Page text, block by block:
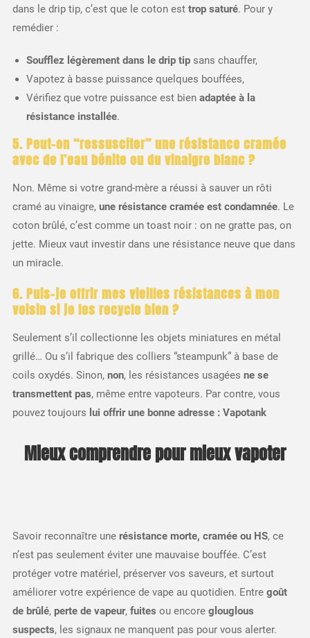
dans le drip tip, c’est que le coton est trop saturé. Pour y
remédier :
Soufflez légèrement dans le drip tipsans chauffer,
Vapotez à basse puissance quelques bouffées,
Vérifiez que votre puissance est bien adaptée à la
résistance installée.
5. Peut-on “ressusciter” une résistance cramée
avec de l’eau bénite ou du vinaigre blanc ?
Non. Même si votre grand-mère a réussi à sauver un rôti
cramé au vinaigre, une résistance cramée est condamnée. Le
coton brûlé, c’est comme un toast noir : on ne gratte pas, on
jette. Mieux vaut investir dans une résistance neuve que dans
un miracle.
6. Puis-je offrir mes vieilles résistances à mon
voisin si je les recycle bien ?
Seulement s’il collectionne les objets miniatures en métal
grillé… Ou s’il fabrique des colliers “steampunk” à base de
coils oxydés. Sinon, non, les résistances usagées ne se
transmettent pas, même entre vapoteurs. Par contre, vous
pouvez toujours lui offrir une bonne adresse : Vapotank
Mieux comprendre pour mieux vapoter
Savoir reconnaître une résistance morte, cramée ou HS, ce
n’est pas seulement éviter une mauvaise bouffée. C’est
protéger votre matériel, préserver vos saveurs, et surtout
améliorer votre expérience de vape au quotidien. Entre goût
de brûlé, perte de vapeur, fuites ou encore glouglous
suspects, les signaux ne manquent pas pour vous alerter.